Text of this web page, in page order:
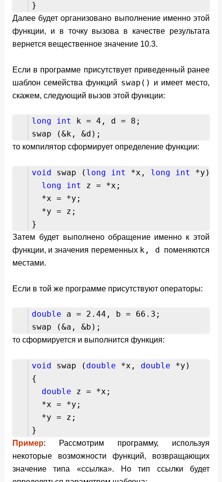
}
Далее будет организовано выполнение именно этой
функции, и в точку вызова в качестве результата
вернется вещественное значение 10.3.
Если в программе присутствует приведенный ранее
шаблон семейства функций swap() и имеет место,
скажем, следующий вызов этой функции:
long int
k = 4, d = 8;
swap (&k, &d);
то компилятор сформирует определение функции:
void swap ( long int *x, long int
*y) {
long
int
z = *x;
*x = *y;
*y = z;
}
Затем будет выполнено обращение именно к этой
функции, и значения переменных k, d поменяются
местами.
Если в той же программе присутствуют операторы:
double a = 2.44, b = 66.3;
swap (&a, &b);
то сформируется и выполнится функция:
void swap ( double *x, double *y)
{
double z = *x;
*x = *y;
*y = z;
}
Пример: Рассмотрим программу, используя
некоторые возможности функций, возвращающих
значение типа «ссылка». Но тип ссылки будет